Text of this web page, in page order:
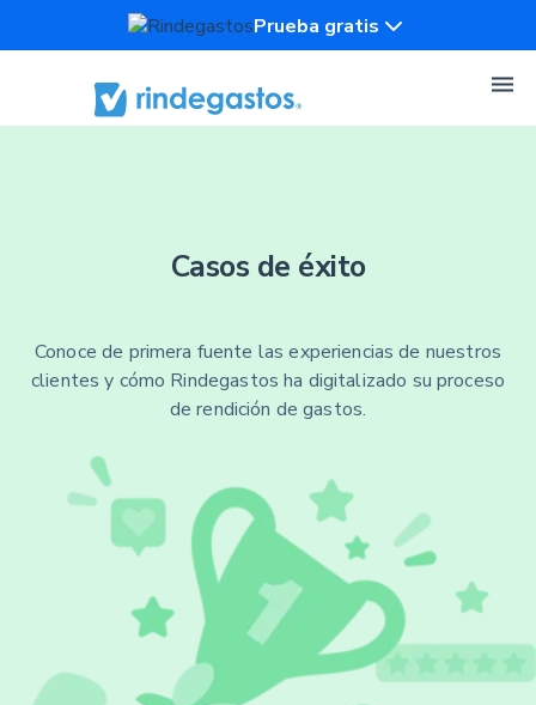
Prueba gratis
Casos de éxito
Conoce de primera fuente las experiencias de nuestros
clientes y cómo Rindegastos ha digitalizado su proceso
de rendición de gastos.